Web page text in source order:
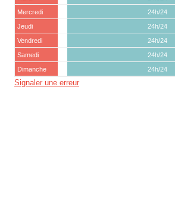
Mercredi
24h/24
Jeudi
24h/24
Vendredi
24h/24
Samedi
24h/24
Dimanche
24h/24
Signaler une erreur